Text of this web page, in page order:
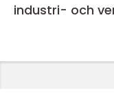
industri- och